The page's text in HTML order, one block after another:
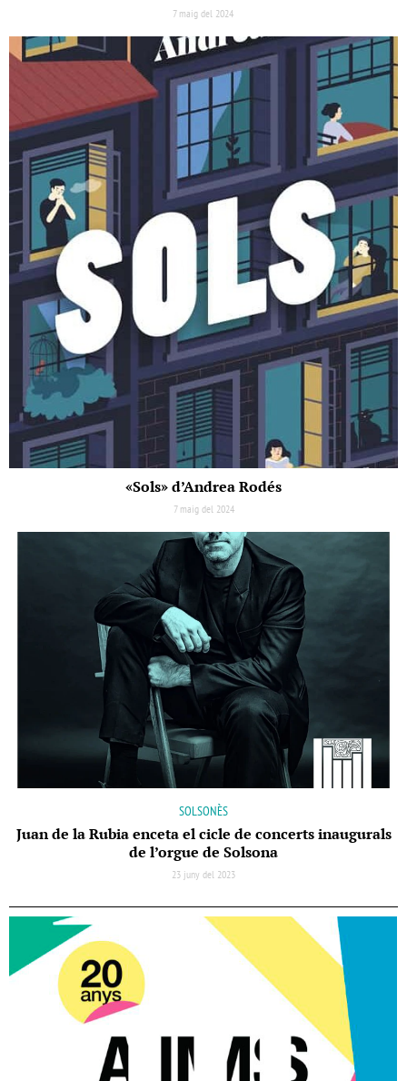
7 maig del 2024
«Sols» d’Andrea Rodés
7 maig del 2024
SOLSONÈS
Juan de la Rubia enceta el cicle de concerts inaugurals
de l’orgue de Solsona
23 juny del 2023